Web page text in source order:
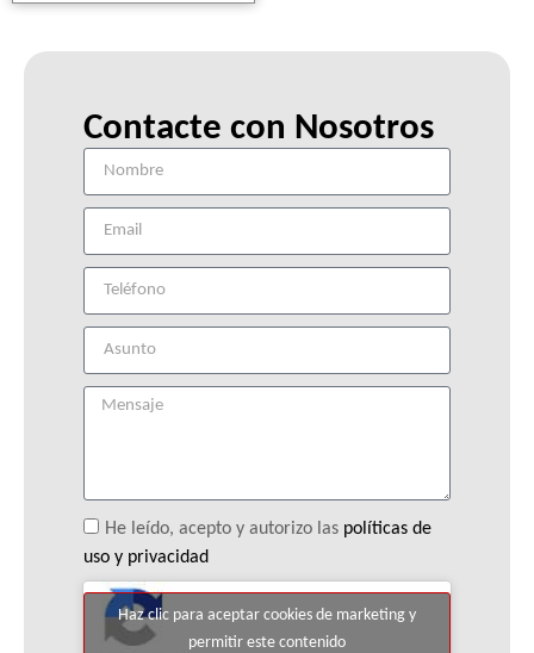
Contacte con Nosotros
He leído, acepto y autorizo las políticas de
uso y privacidad
Haz clic para aceptar cookies de marketing y
permitir este contenido